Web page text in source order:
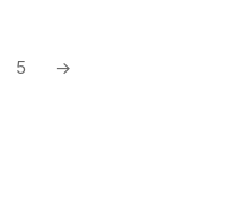
5 →